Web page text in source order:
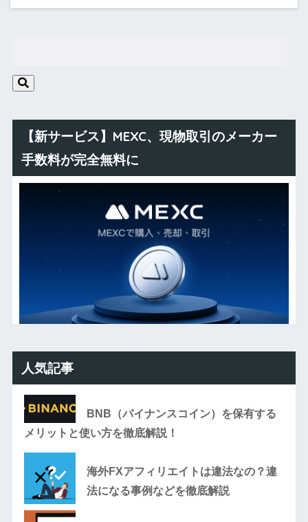
【新サービス】MEXC、現物取引のメーカー
手数料が完全無料に
人気記事
BNB（バイナンスコイン）を保有する
メリットと使い方を徹底解説！
海外FXアフィリエイトは違法なの？違
法になる事例などを徹底解説